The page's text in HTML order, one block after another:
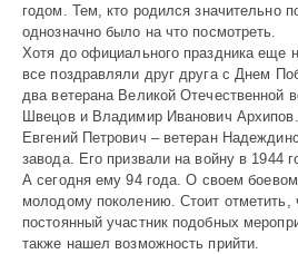
годом. Тем, кто родился значительно
однозначно было на что посмотреть.
Хотя до официального праздника еще
все поздравляли друг друга с Днем
два ветерана Великой Отечественной
Швецов и Владимир Иванович Архипов.
Евгений Петрович – ветеран
завода. Его призвали на вой­ну в 1944
А сегодня ему 94 года. О своем бое­вом
молодому поколению. Стоит отметить,
постоянный участник подобных
также нашел возможность прийти.